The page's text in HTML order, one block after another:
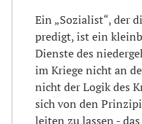
Ein „Sozialist“, der
predigt, ist ein
Dienste des
im Kriege nicht an
nicht der Logik des
sich von den
leiten zu lassen -